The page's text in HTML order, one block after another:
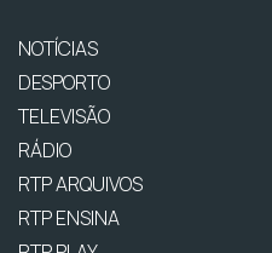
NOTÍCIAS
DESPORTO
TELEVISÃO
RÁDIO
RTP ARQUIVOS
RTP ENSINA